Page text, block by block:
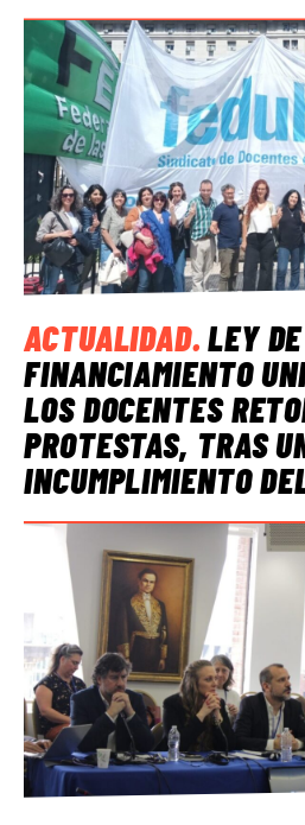
ACTUALIDAD.LEY DE
FINANCIAMIENTO
LOS DOCENTES
PROTESTAS, TRAS
INCUMPLIMIENTO